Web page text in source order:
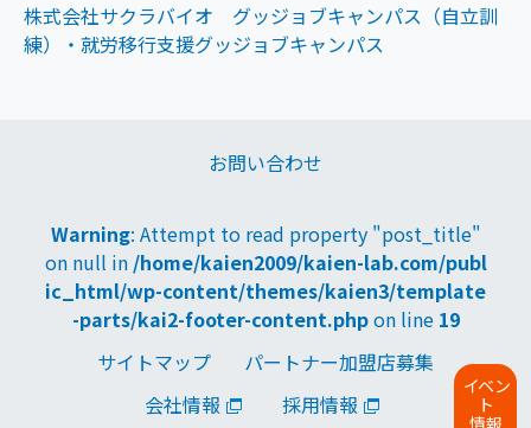
イベン
ト
情報
株式会社サクラバイオ グッジョブキャンパス（自立訓
練）・就労移行支援グッジョブキャンパス
お問い合わせ
Warning: Attempt to read property "post_title"
on null in /home/kaien2009/kaien-lab.com/publ
ic_html/wp-content/themes/kaien3/template
-parts/kai2-footer-content.phpon line 19
サイトマップ
パートナー加盟店募集
会社情報
採用情報